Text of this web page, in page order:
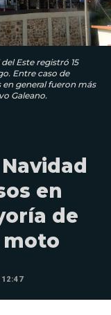
Este registró 15
Entre caso de
general fueron más
Galeano.
en
de
moto
12:47